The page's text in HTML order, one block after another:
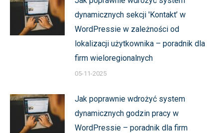
dynamicznych sekcji 'Kontakt’ w
WordPressie w zależności od
lokalizacji użytkownika – poradnik dla
firm wieloregionalnych
05-11-2025
Jak poprawnie wdrożyć system
dynamicznych godzin pracy w
WordPressie – poradnik dla firm